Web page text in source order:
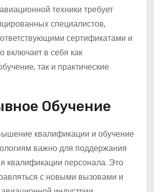
техники требует
специалистов,
сертификатами и
включает в себя как
так и практические
Обучение
квалификации и обучение
важно для поддержания
квалификации персонала. Это
с новыми вызовами и